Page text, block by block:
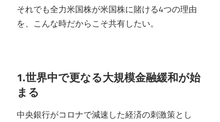
それでも全力米国株が米国株に賭ける4つの理由
を、こんな時だからこそ共有したい。
1.世界中で更なる大規模金融緩和が始
まる
中央銀行がコロナで減速した経済の刺激策とし